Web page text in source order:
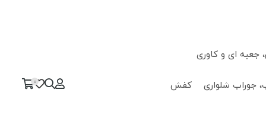
جعبه ای و کاوری
جوراب شلواری
کفش
0